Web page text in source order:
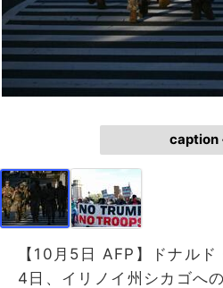
caption
【10月5日 AFP】ドナル
4日、イリノイ州シカゴへ